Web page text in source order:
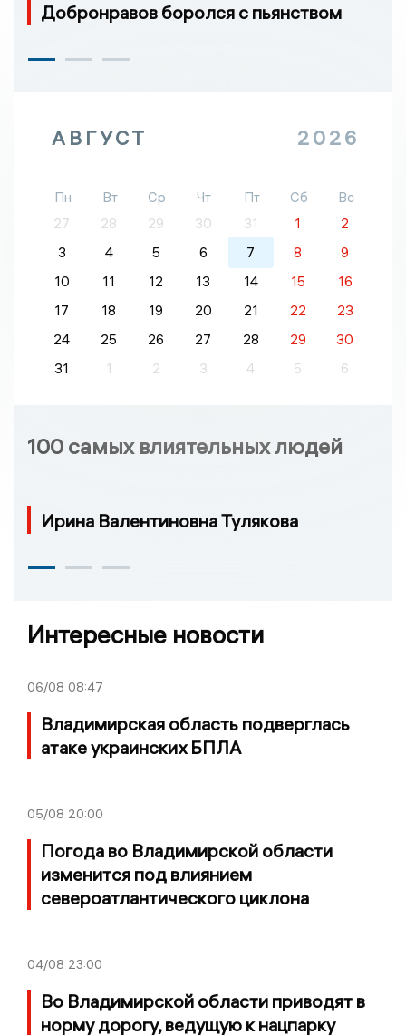
Добронравов боролся с пьянством
АВГУСТ 2026
Пн Вт Ср Чт Пт Сб
Вс
27
28 29 30 31 1
2
3
4 5 6 7 8
9
10
11 12 13 14 15
16
17
18 19 20 21 22
23
24
25 26 27 28 29
30
31
1 2 3 4 5 6
100 самых влиятельных людей
Ирина Валентиновна Тулякова
Интересные новости
06/08 08:47
Владимирская область подверглась
атаке украинских БПЛА
05/08 20:00
Погода во Владимирской области
изменится под влиянием
североатлантического циклона
04/08 23:00
Во Владимирской области приводят в
норму дорогу, ведущую к нацпарку